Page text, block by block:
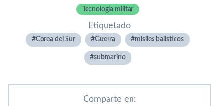
Tecnología militar
Etiquetado
Corea del Sur Guerra misiles balisticos
submarino
Comparte en: